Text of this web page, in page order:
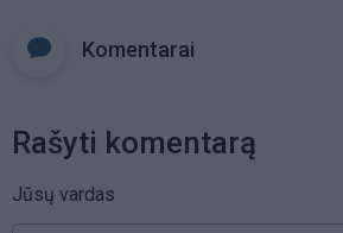
Komentarai
Rašyti komentarą
Jūsų vardas